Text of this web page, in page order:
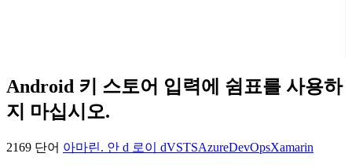
Android 키 스토어 입력에 쉼표를 사용하
지 마십시오.
2169 단어 아마린. 안 d 로이 dVSTSAzureDevOpsXamarin